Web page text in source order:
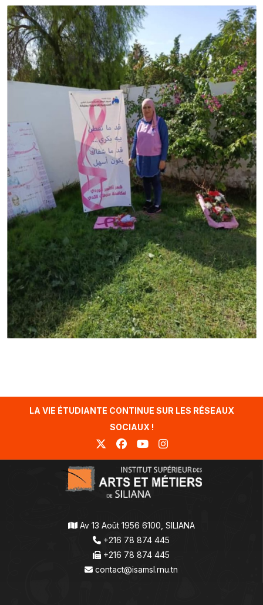
LA VIE ÉTUDIANTE CONTINUE SUR LES RÉSEAUX
SOCIAUX !
Av 13 Août 1956 6100, SILIANA
+216 78 874 445
+216 78 874 445
contact@isamsl.rnu.tn